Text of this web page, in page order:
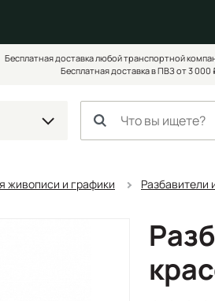
Бесплатная доставка любой транспортной
Бесплатная доставка в ПВЗ от 3 000
живописи и графики Разбавители